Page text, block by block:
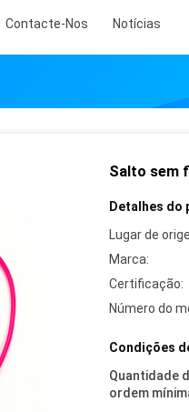
Contacte-Nos Notícias
Salto sem
Detalhes do
Lugar de
Marca:
Certificação:
Número do
Condições
Quantidade
ordem